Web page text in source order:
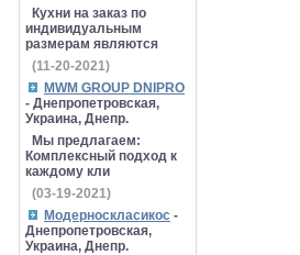
Кухни на заказ по
индивидуальным
размерам являются
(11-20-2021)
MWM GROUP DNIPRO
- Днепропетровская,
Украина, Днепр.
Мы предлагаем:
Комплексный подход к
каждому кли
(03-19-2021)
Модерноскласикос -
Днепропетровская,
Украина, Днепр.